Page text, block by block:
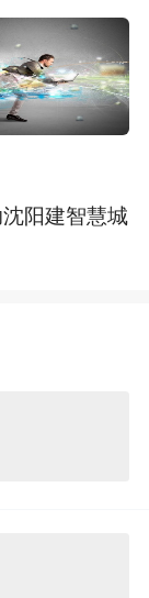
阳建智慧城